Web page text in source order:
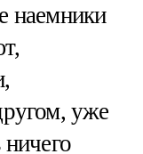
наемники
уже